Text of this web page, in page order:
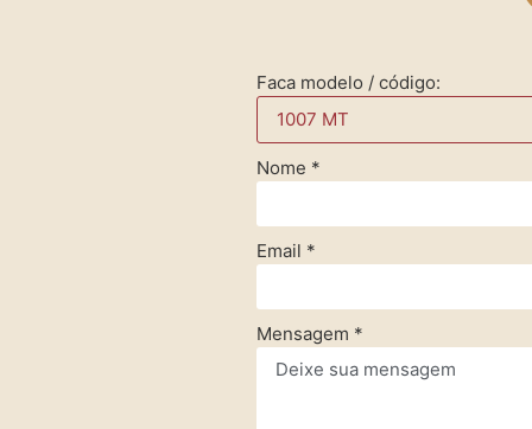
Faca modelo / código:
Nome *
Email *
Mensagem *